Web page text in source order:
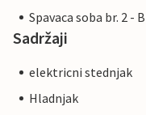
Spavaca soba br. 2
Sadržaji
elektricni stednjak
Hladnjak